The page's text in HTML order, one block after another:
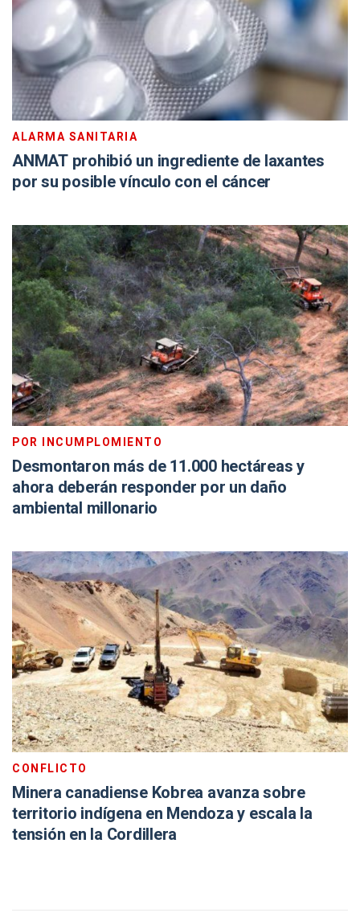
ALARMA SANITARIA
ANMAT prohibió un ingrediente de laxantes
por su posible vínculo con el cáncer
POR INCUMPLOMIENTO
Desmontaron más de 11.000 hectáreas y
ahora deberán responder por un daño
ambiental millonario
CONFLICTO
Minera canadiense Kobrea avanza sobre
territorio indígena en Mendoza y escala la
tensión en la Cordillera